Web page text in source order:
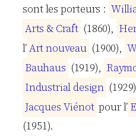
sont les porteurs : Willi
Arts & Craft (1860), He
l’Artnouveau (1900),
Bauhaus (1919), Raym
Industrial design
Jacques Viénot pour l’ E
(1951).